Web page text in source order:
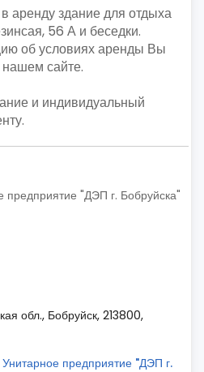
аренду здание для отдыха
56 А и беседки.
об условиях аренды Вы
сайте.
и индивидуальный
"ДЭП г. Бобруйска"
обл., Бобруйск, 213800,
предприятие "ДЭП г.